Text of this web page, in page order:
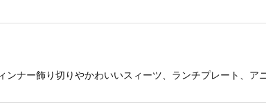
ナー飾り切りやかわいいスィーツ、ランチプレート、ア